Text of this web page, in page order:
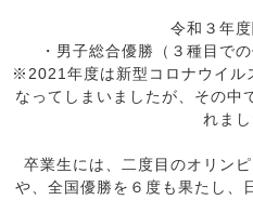
令和３年
・男子総合優勝（３種目で
※2021年度は新型コロナウイル
なってしまいましたが、その中
れまし
卒業生には、二度目のオリン
や、全国優勝を６度も果たし、